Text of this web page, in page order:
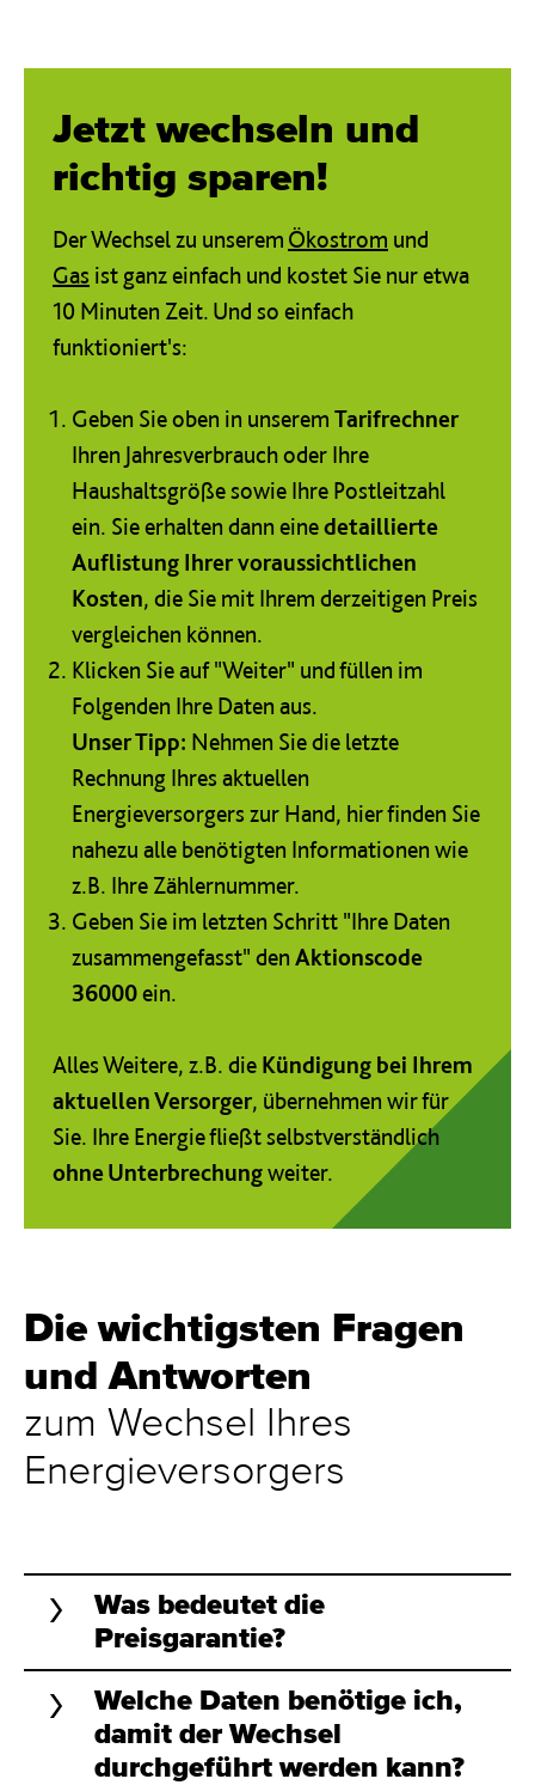
Jetzt wechseln und
richtig sparen!
Der Wechsel zu unserem Ökostrom und
Gas ist ganz einfach und kostet Sie nur etwa
10 Minuten Zeit. Und so einfach
funktioniert's:
Geben Sie oben in unserem Tarifrechner
Ihren Jahresverbrauch oder Ihre
Haushaltsgröße sowie Ihre Postleitzahl
ein. Sie erhalten dann einedetaillierte
Auflistung Ihrer voraussichtlichen
Kosten, die Sie mit Ihrem derzeitigen Preis
vergleichen können.
Klicken Sie auf "Weiter" und füllen im
Folgenden Ihre Daten aus.
Unser Tipp: Nehmen Sie die letzte
Rechnung Ihres aktuellen
Energieversorgers zur Hand, hier finden Sie
nahezu alle benötigten Informationen wie
z.B. Ihre Zählernummer.
Geben Sie im letzten Schritt "Ihre Daten
zusammengefasst" den Aktionscode
36000ein.
Alles Weitere, z.B. die Kündigung bei Ihrem
aktuellen Versorger, übernehmen wir für
Sie. Ihre Energie fließt selbstverständlich
ohne Unterbrechungweiter.
Die wichtigsten Fragen
und Antworten
zum Wechsel Ihres
Energieversorgers
Was bedeutet die
Preisgarantie?
Welche Daten benötige ich,
damit der Wechsel
durchgeführt werden kann?